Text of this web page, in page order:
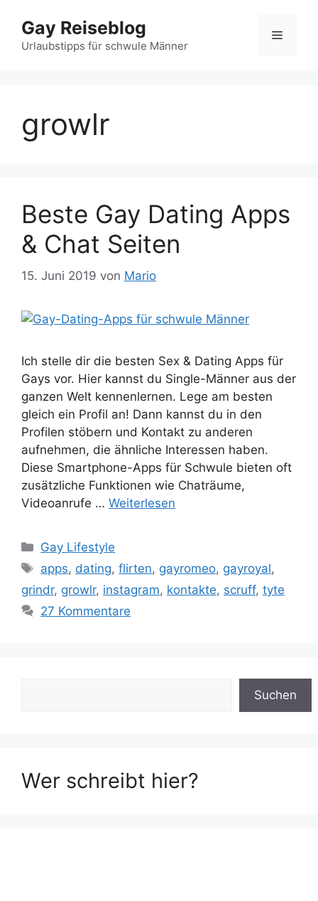
Inhalt
springen
Gay Reiseblog
Urlaubstipps für schwule Männer
Menü
growlr
Beste Gay Dating Apps
& Chat Seiten
15. Juni 2019 von Mario
Ich stelle dir die besten Sex & Dating Apps für
Gays vor. Hier kannst du Single-Männer aus der
ganzen Welt kennenlernen. Lege am besten
gleich ein Profil an! Dann kannst du in den
Profilen stöbern und Kontakt zu anderen
aufnehmen, die ähnliche Interessen haben.
Diese Smartphone-Apps für Schwule bieten oft
zusätzliche Funktionen wie Chaträume,
Videoanrufe … Weiterlesen
Kategorien
Gay Lifestyle
Schlagwörter
apps, dating,flirten, gayromeo, gayroyal,
grindr, growlr, instagram, kontakte, scruff, tyte
27 Kommentare
Suchen
Wer schreibt hier?